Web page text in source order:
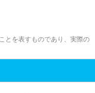
とを表すものであり、実際の